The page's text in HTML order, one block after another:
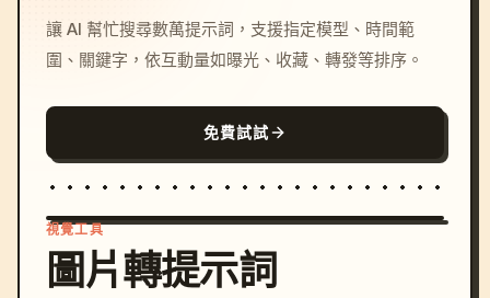
讓 AI 幫忙搜尋數萬提示詞，支援指定模型、時間範
圍、關鍵字，依互動量如曝光、收藏、轉發等排序。
免費試試
視覺工具
圖片轉提示詞